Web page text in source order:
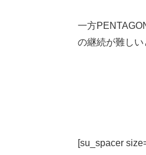
一方
の継続が難し
[su_spacer